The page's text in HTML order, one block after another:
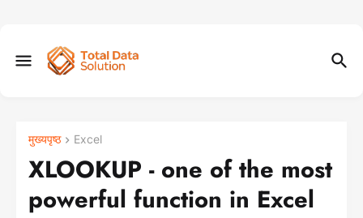
मुख्यपृष्ठ Excel
XLOOKUP - one of the most
powerful function in Excel